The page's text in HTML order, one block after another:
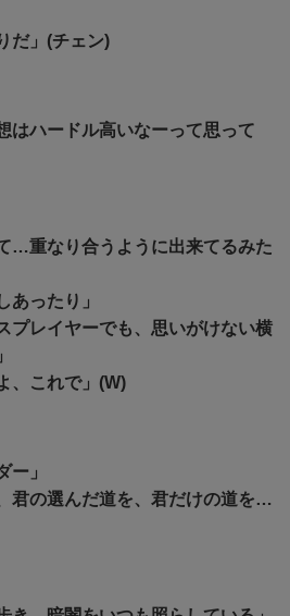
だ」(チェン)
はハードル高いなーって思って
…重なり合うように出来てるみた
あったり」
プレイヤーでも、思いがけない横
、これで」(W)
ー」
君の選んだ道を、君だけの道を…